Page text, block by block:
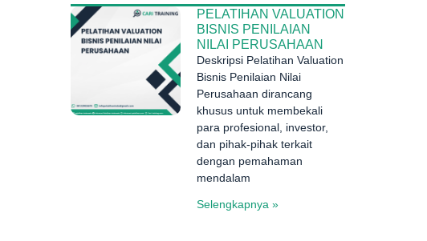
PELATIHAN VALUATION
BISNIS PENILAIAN
NILAI PERUSAHAAN
Deskripsi Pelatihan Valuation
Bisnis Penilaian Nilai
Perusahaan dirancang
khusus untuk membekali
para profesional, investor,
dan pihak-pihak terkait
dengan pemahaman
mendalam
Selengkapnya »